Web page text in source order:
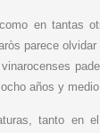
en tantas
parece
años y
tanto en